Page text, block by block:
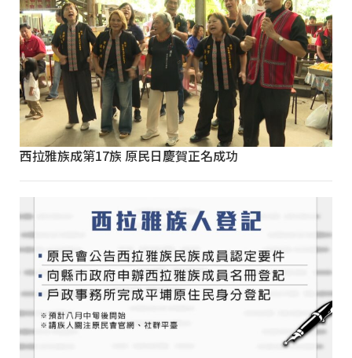
西拉雅族成第17族 原民日慶賀正名成功